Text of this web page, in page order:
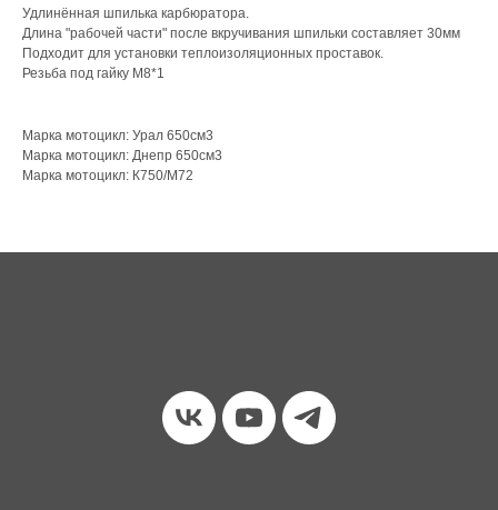
Удлинённая шпилька карбюратора.
Длина "рабочей части" после вкручивания шпильки составляет 30мм
Подходит для установки теплоизоляционных проставок.
Резьба под гайку М8*1
Марка мотоцикл: Урал 650см3
Марка мотоцикл: Днепр 650см3
Марка мотоцикл: К750/М72